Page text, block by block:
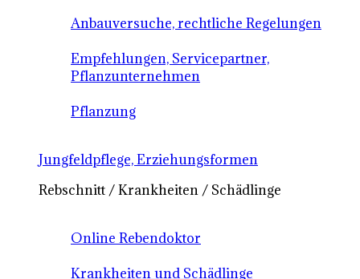
Anbauversuche, rechtliche Regelungen
Empfehlungen, Servicepartner,
Pflanzunternehmen
Pflanzung
Jungfeldpflege, Erziehungsformen
Rebschnitt / Krankheiten / Schädlinge
Online Rebendoktor
Krankheiten und Schädlinge